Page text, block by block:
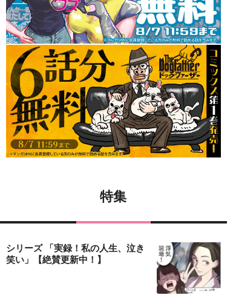
特集
シリーズ 「実録！私の人生、泣き
笑い」【絶賛更新中！】